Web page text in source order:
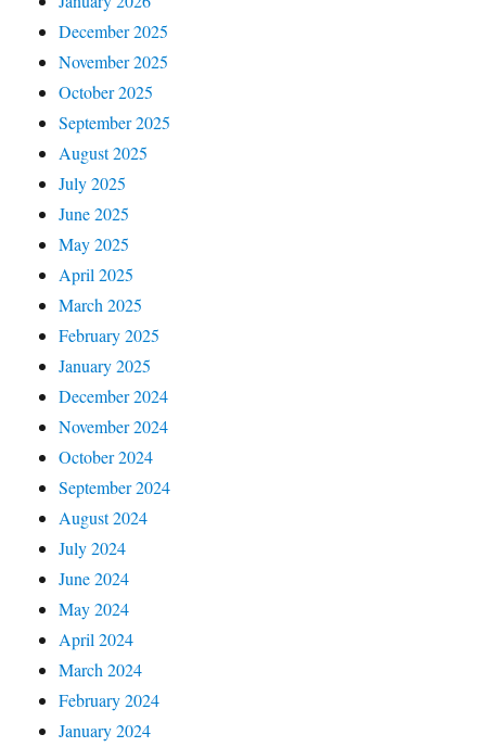
December 2025
November 2025
October 2025
September 2025
August 2025
July 2025
June 2025
May 2025
April 2025
March 2025
February 2025
January 2025
December 2024
November 2024
October 2024
September 2024
August 2024
July 2024
June 2024
May 2024
April 2024
March 2024
February 2024
January 2024